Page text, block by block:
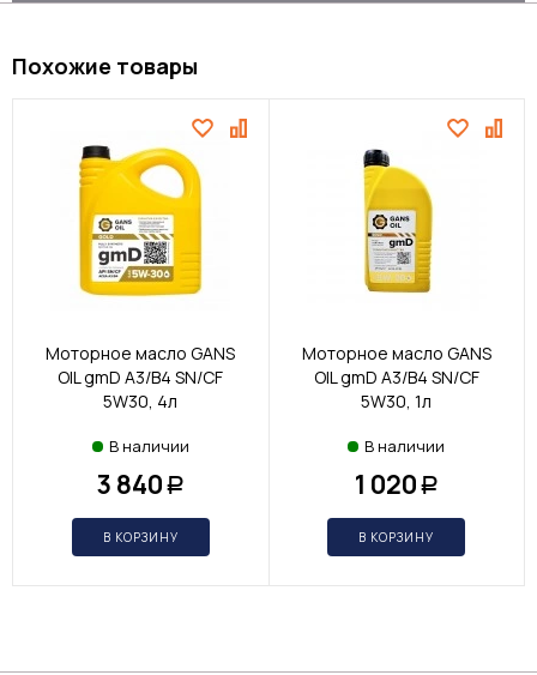
Похожие товары
Моторное масло GANS
OIL gmD A3/B4 SN/CF
5W30, 4л
В наличии
3 840 Р
В КОРЗИНУ
Моторное масло GANS
OIL gmD A3/B4 SN/CF
5W30, 1л
В наличии
1 020 Р
В КОРЗИНУ